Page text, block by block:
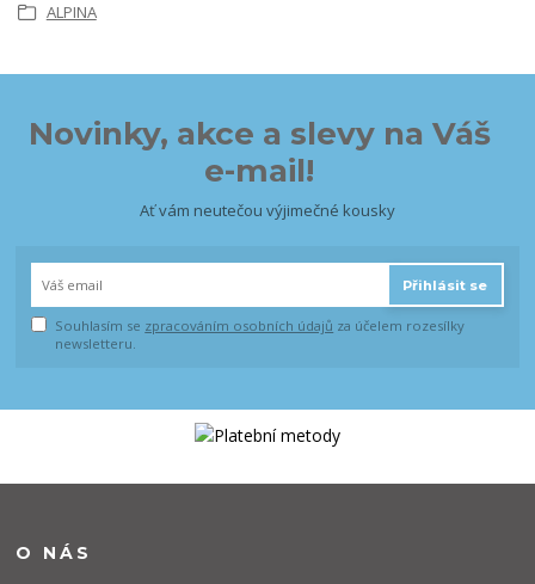
ALPINA
Novinky, akce a slevy na Váš
e-mail!
Ať vám neutečou výjimečné kousky
Přihlásit se
Souhlasím se zpracováním osobních údajů za účelem rozesílky
newsletteru.
O NÁS